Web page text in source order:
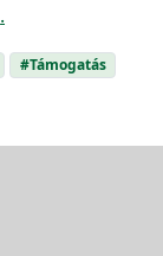
.
#Támogatás